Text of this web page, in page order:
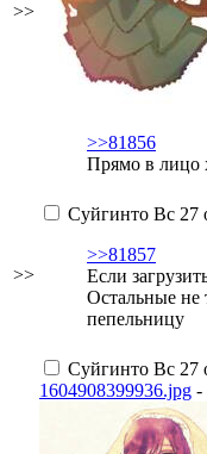
>>
>>81856
Прямо в лицо
>>
Суйгинто Вс 27
>>81857
Если
Остальные не
пепельницу
Суйгинто Вс 27
1604908399936.jpg -